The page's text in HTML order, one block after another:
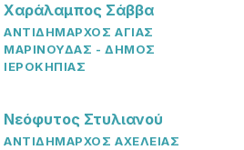
Χαράλαμπος Σάββα
ΑΝΤΙΔΗΜΑΡΧΟΣ ΑΓΙΑΣ
ΜΑΡΙΝΟΥΔΑΣ - ΔΗΜΟΣ
ΙΕΡΟΚΗΠΙΑΣ
Νεόφυτος Στυλιανού
ΑΝΤΙΔΗΜΑΡΧΟΣ ΑΧΕΛΕΙΑΣ